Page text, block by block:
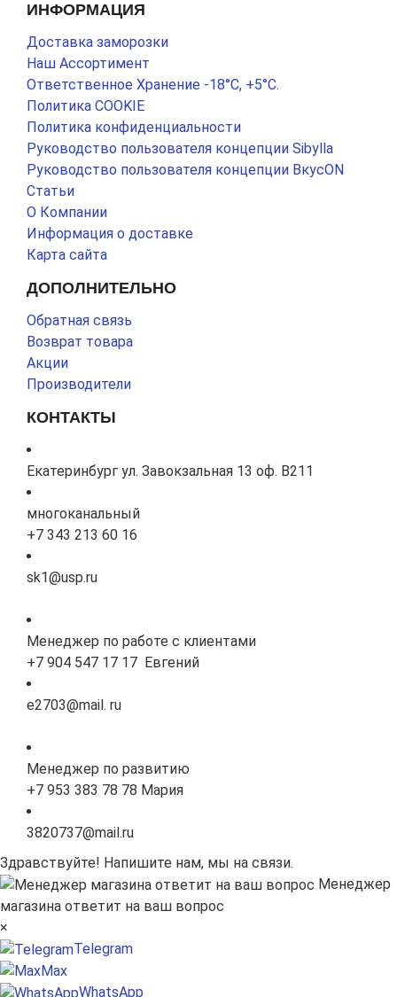
ИНФОРМАЦИЯ
Доставка заморозки
Наш Ассортимент
Ответственное Хранение -18°С, +5°С.
Политика COOKIE
Политика конфиденциальности
Руководство пользователя концепции Sibylla
Руководство пользователя концепции ВкусON
Статьи
О Компании
Информация о доставке
Карта сайта
ДОПОЛНИТЕЛЬНО
Обратная связь
Возврат товара
Акции
Производители
КОНТАКТЫ
Екатеринбург ул. Завокзальная 13 оф. В211
многоканальный
+7 343 213 60 16
sk1@usp.ru
Менеджер по работе с клиентами
+7 904 547 17 17 Евгений
e2703@mail. ru
Менеджер по развитию
+7 953 383 78 78 Мария
3820737@mail.ru
Здравствуйте! Напишите нам, мы на связи.
Менеджер
магазина ответит на ваш вопрос
×
Telegram
Max
WhatsApp